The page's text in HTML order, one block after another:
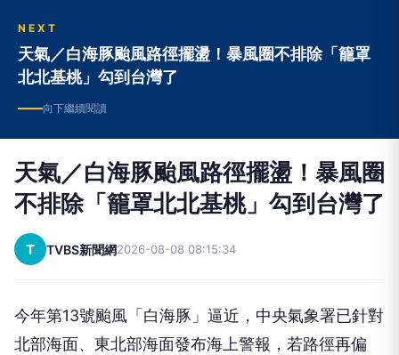
NEXT
天氣／白海豚颱風路徑擺盪！暴風圈不排除「籠罩
北北基桃」勾到台灣了
向下繼續閱讀
天氣／白海豚颱風路徑擺盪！暴風圈
不排除「籠罩北北基桃」勾到台灣了
T TVBS新聞網2026-08-08 08:15:34
今年第13號颱風「白海豚」逼近，中央氣象署已針對
北部海面、東北部海面發布海上警報，若路徑再偏